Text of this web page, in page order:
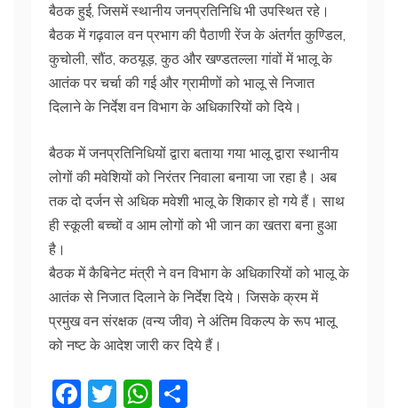
बैठक हुई, जिसमें स्थानीय जनप्रतिनिधि भी उपस्थित रहे।
बैठक में गढ़वाल वन प्रभाग की पैठाणी रेंज के अंतर्गत कुण्डिल,
कुचोली, सौंठ, कठयूड़, कुठ और खण्डतल्ला गांवों में भालू के
आतंक पर चर्चा की गई और ग्रामीणों को भालू से निजात
दिलाने के निर्देश वन विभाग के अधिकारियों को दिये।
बैठक में जनप्रतिनिधियों द्वारा बताया गया भालू द्वारा स्थानीय
लोगों की मवेशियों को निरंतर निवाला बनाया जा रहा है। अब
तक दो दर्जन से अधिक मवेशी भालू के शिकार हो गये हैं। साथ
ही स्कूली बच्चों व आम लोगों को भी जान का खतरा बना हुआ
है।
बैठक में कैबिनेट मंत्री ने वन विभाग के अधिकारियों को भालू के
आतंक से निजात दिलाने के निर्देश दिये। जिसके क्रम में
प्रमुख वन संरक्षक (वन्य जीव) ने अंतिम विकल्प के रूप भालू
को नष्ट के आदेश जारी कर दिये हैं।
F
T
W